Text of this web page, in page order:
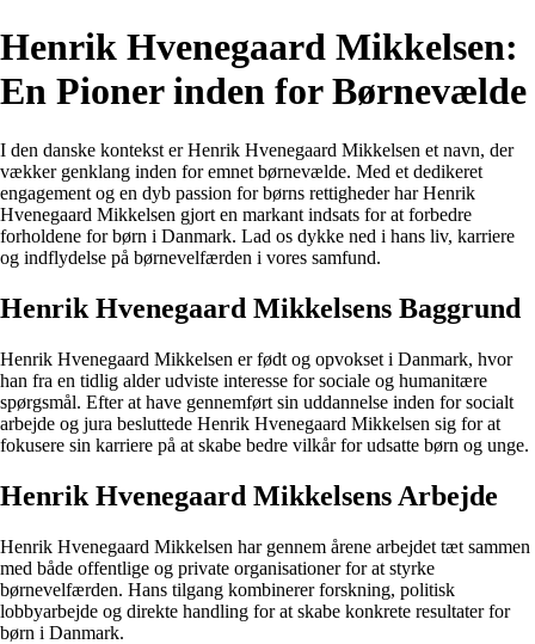
Henrik Hvenegaard Mikkelsen:
En Pioner inden for Børnevælde
I den danske kontekst er Henrik Hvenegaard Mikkelsen et navn, der
vækker genklang inden for emnet børnevælde. Med et dedikeret
engagement og en dyb passion for børns rettigheder har Henrik
Hvenegaard Mikkelsen gjort en markant indsats for at forbedre
forholdene for børn i Danmark. Lad os dykke ned i hans liv, karriere
og indflydelse på børnevelfærden i vores samfund.
Henrik Hvenegaard Mikkelsens Baggrund
Henrik Hvenegaard Mikkelsen er født og opvokset i Danmark, hvor
han fra en tidlig alder udviste interesse for sociale og humanitære
spørgsmål. Efter at have gennemført sin uddannelse inden for socialt
arbejde og jura besluttede Henrik Hvenegaard Mikkelsen sig for at
fokusere sin karriere på at skabe bedre vilkår for udsatte børn og unge.
Henrik Hvenegaard Mikkelsens Arbejde
Henrik Hvenegaard Mikkelsen har gennem årene arbejdet tæt sammen
med både offentlige og private organisationer for at styrke
børnevelfærden. Hans tilgang kombinerer forskning, politisk
lobbyarbejde og direkte handling for at skabe konkrete resultater for
børn i Danmark.